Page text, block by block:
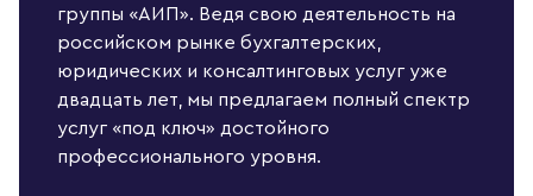
группы «АИП». Ведя свою деятельность на
российском рынке бухгалтерских,
юридических и консалтинговых услуг уже
двадцать лет, мы предлагаем полный спектр
услуг «под ключ» достойного
профессионального уровня.